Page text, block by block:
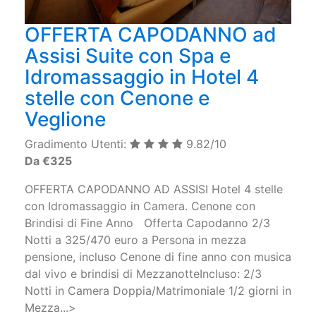
OFFERTA CAPODANNO ad
Assisi Suite con Spa e
Idromassaggio in Hotel 4
stelle con Cenone e
Veglione
Gradimento Utenti:
9.82/10
Da €325
OFFERTA CAPODANNO AD ASSISI Hotel 4 stelle
con Idromassaggio in Camera. Cenone con
Brindisi di Fine Anno Offerta Capodanno 2/3
Notti a 325/470 euro a Persona in mezza
pensione, incluso Cenone di fine anno con musica
dal vivo e brindisi di Mezzanotte ​Incluso: 2/3
Notti in Camera Doppia/Matrimoniale 1/2 giorni in
Mezza...>